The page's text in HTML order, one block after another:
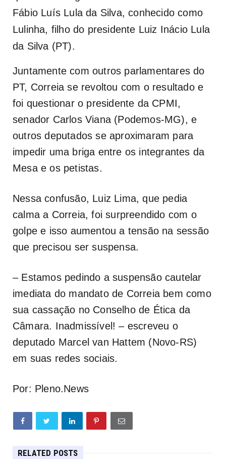
Fábio Luís Lula da Silva, conhecido como
Lulinha, filho do presidente Luiz Inácio Lula
da Silva (PT).
Juntamente com outros parlamentares do
PT, Correia se revoltou com o resultado e
foi questionar o presidente da CPMI,
senador Carlos Viana (Podemos-MG), e
outros deputados se aproximaram para
impedir uma briga entre os integrantes da
Mesa e os petistas.
Nessa confusão, Luiz Lima, que pedia
calma a Correia, foi surpreendido com o
golpe e isso aumentou a tensão na sessão
que precisou ser suspensa.
– Estamos pedindo a suspensão cautelar
imediata do mandato de Correia bem como
sua cassação no Conselho de Ética da
Câmara. Inadmissível! – escreveu o
deputado Marcel van Hattem (Novo-RS)
em suas redes sociais.
Por: Pleno.News
RELATED POSTS